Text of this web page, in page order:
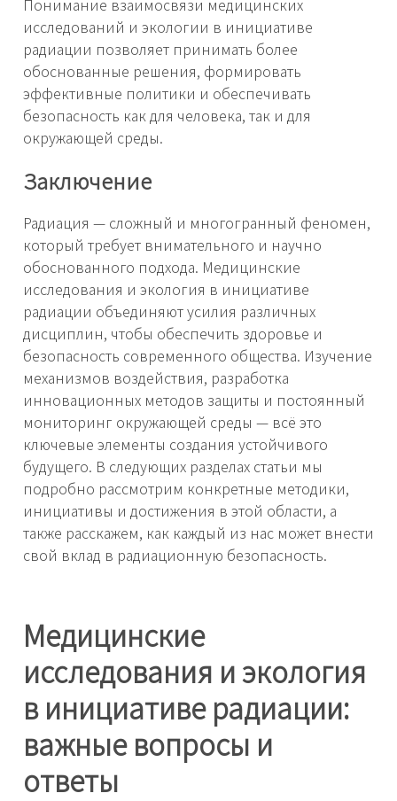
Понимание взаимосвязи медицинских
исследований и экологии в инициативе
радиации позволяет принимать более
обоснованные решения, формировать
эффективные политики и обеспечивать
безопасность как для человека, так и для
окружающей среды.
Заключение
Радиация — сложный и многогранный феномен,
который требует внимательного и научно
обоснованного подхода. Медицинские
исследования и экология в инициативе
радиации объединяют усилия различных
дисциплин, чтобы обеспечить здоровье и
безопасность современного общества. Изучение
механизмов воздействия, разработка
инновационных методов защиты и постоянный
мониторинг окружающей среды — всё это
ключевые элементы создания устойчивого
будущего. В следующих разделах статьи мы
подробно рассмотрим конкретные методики,
инициативы и достижения в этой области, а
также расскажем, как каждый из нас может внести
свой вклад в радиационную безопасность.
Медицинские
исследования и экология
в инициативе радиации:
важные вопросы и
ответы